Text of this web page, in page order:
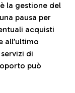
la gestione del
pausa per
acquisti
all’ultimo
di
può